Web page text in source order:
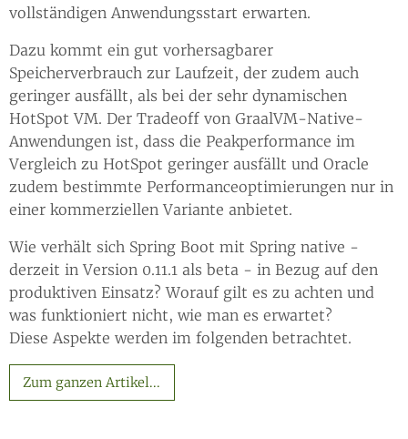
vollständigen Anwendungsstart erwarten.
Dazu kommt ein gut vorhersagbarer
Speicherverbrauch zur Laufzeit, der zudem auch
geringer ausfällt, als bei der sehr dynamischen
HotSpot VM. Der Tradeoff von GraalVM-Native-
Anwendungen ist, dass die Peakperformance im
Vergleich zu HotSpot geringer ausfällt und Oracle
zudem bestimmte Performanceoptimierungen nur in
einer kommerziellen Variante anbietet.
Wie verhält sich Spring Boot mit Spring native -
derzeit in Version 0.11.1 als beta - in Bezug auf den
produktiven Einsatz? Worauf gilt es zu achten und
was funktioniert nicht, wie man es erwartet?
Diese Aspekte werden im folgenden betrachtet.
Zum ganzen Artikel...